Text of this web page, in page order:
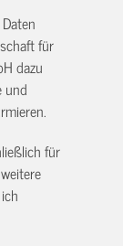
für
dazu
und
für